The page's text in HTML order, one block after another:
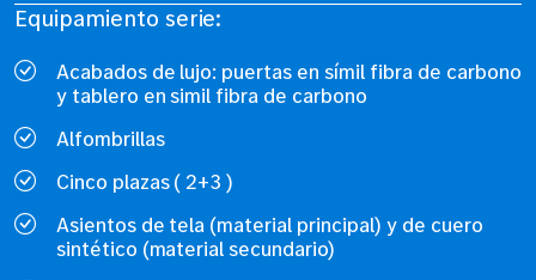
Equipamiento serie:
Acabados de lujo: puertas en símil fibra de carbono
y tablero en simil fibra de carbono
Alfombrillas
Cinco plazas ( 2+3 )
Asientos de tela (material principal) y de cuero
sintético (material secundario)